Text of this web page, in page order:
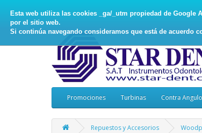
Esta web utiliza las cookies _ga/_utm propiedad de
por el sitio web.
Si continúa navegando consideramos que está de acuerdo
Promociones Turbinas Contra
Repuestos y Accesorios